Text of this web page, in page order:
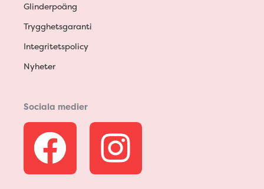
Glinderpoäng
Trygghetsgaranti
Integritetspolicy
Nyheter
Sociala medier
F
a
I
n